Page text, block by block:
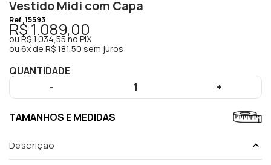
Vestido Midi com Capa
Ref 15593
R$ 1.089,00
ou R$ 1.034,55 no PIX
ou 6x de R$ 181,50 sem juros
QUANTIDADE
-
1 +
TAMANHOS E MEDIDAS
Descrição